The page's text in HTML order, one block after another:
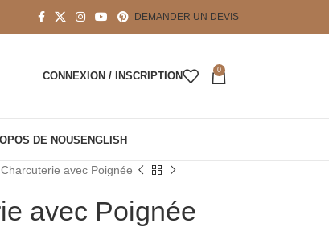
DEMANDER UN DEVIS
CONNEXION / INSCRIPTION
0
DE NOUSENGLISH
avec Poignée
avec Poignée